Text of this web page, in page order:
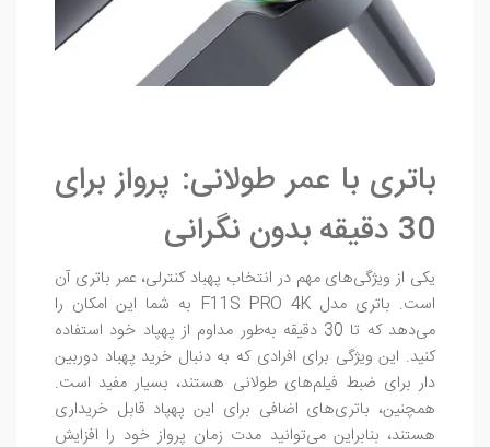
باتری با عمر طولانی: پرواز برای
30 دقیقه بدون نگرانی
یکی از ویژگی‌های مهم در انتخاب پهباد کنترلی، عمر باتری آن
است. باتری مدل F11S PRO 4K به شما این امکان را
می‌دهد که تا 30 دقیقه به‌طور مداوم از پهپاد خود استفاده
کنید. این ویژگی برای افرادی که به دنبال خرید پهباد دوربین
دار برای ضبط فیلم‌های طولانی هستند، بسیار مفید است.
همچنین، باتری‌های اضافی برای این پهپاد قابل خریداری
هستند، بنابراین می‌توانید مدت زمان پرواز خود را افزایش